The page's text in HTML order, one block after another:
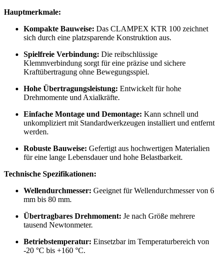
Hauptmerkmale:
Kompakte Bauweise: Das CLAMPEX KTR 100 zeichnet
sich durch eine platzsparende Konstruktion aus.
Spielfreie Verbindung: Die reibschlüssige
Klemmverbindung sorgt für eine präzise und sichere
Kraftübertragung ohne Bewegungsspiel.
Hohe Übertragungsleistung: Entwickelt für hohe
Drehmomente und Axialkräfte.
Einfache Montage und Demontage: Kann schnell und
unkompliziert mit Standardwerkzeugen installiert und entfernt
werden.
Robuste Bauweise: Gefertigt aus hochwertigen Materialien
für eine lange Lebensdauer und hohe Belastbarkeit.
Technische Spezifikationen:
Wellendurchmesser: Geeignet für Wellendurchmesser von 6
mm bis 80 mm.
Übertragbares Drehmoment: Je nach Größe mehrere
tausend Newtonmeter.
Betriebstemperatur: Einsetzbar im Temperaturbereich von
-20 °C bis +160 °C.